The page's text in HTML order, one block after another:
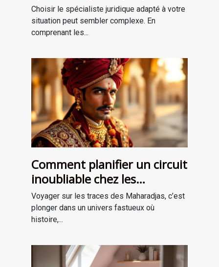
vos besoins ?
Choisir le spécialiste juridique adapté à votre
situation peut sembler complexe. En
comprenant les...
Comment planifier un circuit
inoubliable chez les
Maharadjas ?
Voyager sur les traces des Maharadjas, c’est
plonger dans un univers fastueux où
histoire,...